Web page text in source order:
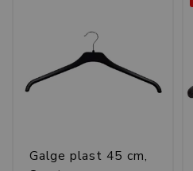
Galge plast 45 cm,